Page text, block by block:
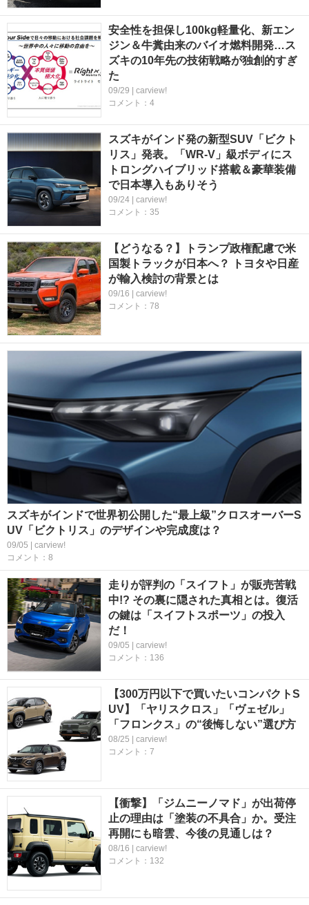
安全性を担保し100kg軽量化、新エン
ジン＆牛糞由来のバイオ燃料開発…ス
ズキの10年先の技術戦略が独創的すぎ
た
09/29 | carview!
コメント：4
スズキがインド発の新型SUV「ビクト
リス」発表。「WR-V」級ボディにス
トロングハイブリッド搭載＆豪華装備
で日本導入もありそう
09/24 | carview!
コメント：35
【どうなる？】トランプ政権配慮で米
国製トラックが日本へ？ トヨタや日産
が輸入検討の背景とは
09/16 | carview!
コメント：78
スズキがインドで世界初公開した“最上級”クロスオーバーS
UV「ビクトリス」のデザインや完成度は？
09/05 | carview!
コメント：8
走りが評判の「スイフト」が販売苦戦
中!? その裏に隠された真相とは。復活
の鍵は「スイフトスポーツ」の投入
だ！
09/05 | carview!
コメント：136
【300万円以下で買いたいコンパクトS
UV】「ヤリスクロス」「ヴェゼル」
「フロンクス」の“後悔しない”選び方
08/25 | carview!
コメント：7
【衝撃】「ジムニーノマド」が出荷停
止の理由は「塗装の不具合」か。受注
再開にも暗雲、今後の見通しは？
08/16 | carview!
コメント：132